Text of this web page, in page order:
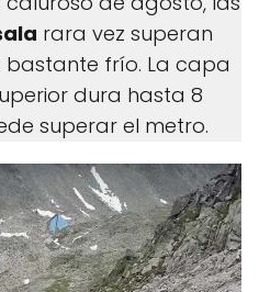
rara vez superan
bastante frío. La capa
dura hasta 8
superar el metro.